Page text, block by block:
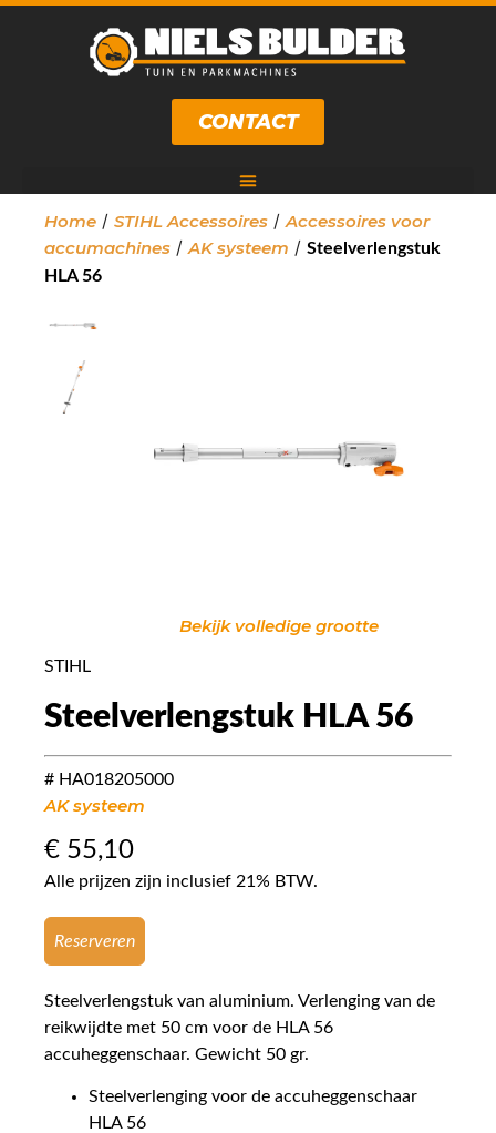
CONTACT
Home / STIHL Accessoires / Accessoires voor
accumachines / AK systeem / Steelverlengstuk
HLA 56
Bekijk volledige grootte
STIHL
Steelverlengstuk HLA 56
# HA018205000
AK systeem
€ 55,10
Alle prijzen zijn inclusief 21% BTW.
Reserveren
Steelverlengstuk van aluminium. Verlenging van de
reikwijdte met 50 cm voor de HLA 56
accuheggenschaar. Gewicht 50 gr.
Steelverlenging voor de accuheggenschaar
HLA 56